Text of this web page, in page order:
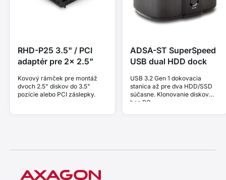
RHD-P25 3.5" / PCI
adaptér pre 2x 2.5"
Kovový rámček pre montáž
dvoch 2.5" diskov do 3.5"
pozície alebo PCI záslepky.
ADSA-ST SuperSpeed
USB dual HDD dock
USB 3.2 Gen 1 dokovacia
stanica až pre dva HDD/SSD
súčasne. Klonovanie diskov
bez PC.